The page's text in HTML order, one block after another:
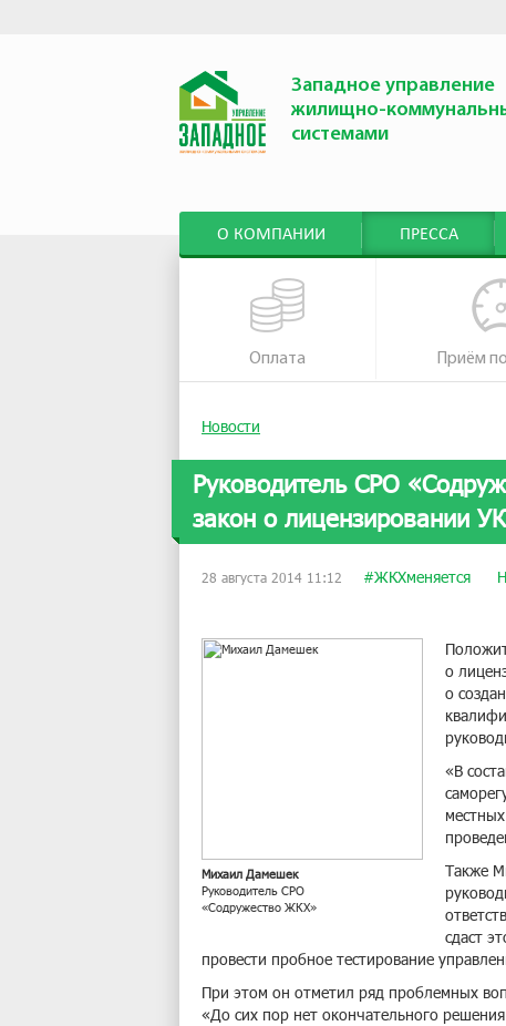
Западное управление
жилищно-
системами
О КОМПАНИИ ПРЕССА
Оплата Приём
Новости
Руководитель СРО
закон о лицензировании УК
28 августа 2014 11:12 #ЖКХменяется
Михаил Дамешек
Руководитель СРО
«Содружество ЖКХ»
о
о
«В
Также
сдаст
провести пробное тестирование
При этом он отметил ряд проблемных
«До сих пор нет окончательного